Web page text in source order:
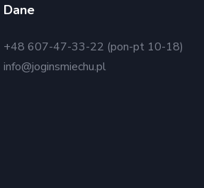
Dane
+48 607-47-33-22 (pon-pt 10-18)
info@joginsmiechu.pl